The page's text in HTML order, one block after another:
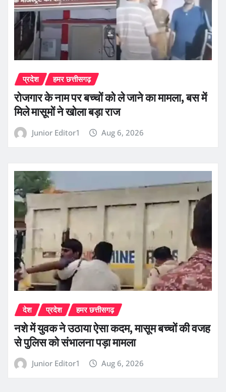
प्रदेश हमर छत्तीसगढ़
रोजगार के नाम पर बच्चों को ले जाने का मामला, बस में
मिले मासूमों ने खोला बड़ा राज
Junior Editor1 Aug 6, 2026
देश प्रदेश हमर छत्तीसगढ़
नशे में युवक ने उठाया ऐसा कदम, मासूम बच्चों की वजह
से पुलिस को संभालना पड़ा मामला
Junior Editor1 Aug 6, 2026